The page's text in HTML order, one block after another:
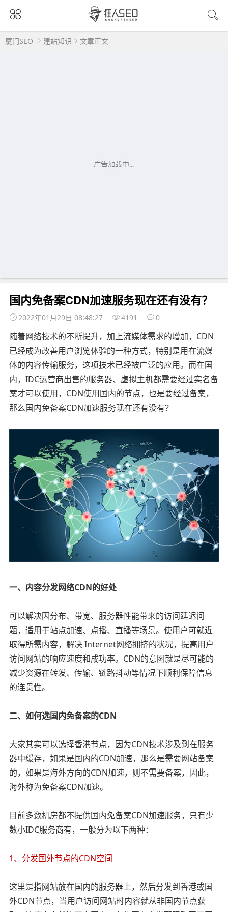
厦门SEO 建站知识 文章正文
国内免备案CDN加速服务现在还有没有？
2022年01月29日 08:48:27 4191 0
随着网络技术的不断提升，加上流媒体需求的增加，CDN
已经成为改善用户浏览体验的一种方式，特别是用在流媒
体的内容传输服务，这项技术已经被广泛的应用。而在国
内，IDC运营商出售的服务器、虚拟主机都需要经过实名备
案才可以使用，CDN使用国内的节点，也是要经过备案，
那么国内免备案CDN加速服务现在还有没有？
一、内容分发网络CDN的好处
可以解决因分布、带宽、服务器性能带来的访问延迟问
题，适用于站点加速、点播、直播等场景。使用户可就近
取得所需内容，解决 Internet网络拥挤的状况，提高用户
访问网站的响应速度和成功率。CDN的意图就是尽可能的
减少资源在转发、传输、链路抖动等情况下顺利保障信息
的连贯性。
二、如何选国内免备案的CDN
大家其实可以选择香港节点，因为CDN技术涉及到在服务
器中缓存，如果是国内的CDN加速，那么是需要网站备案
的，如果是海外方向的CDN加速，则不需要备案，因此，
海外称为免备案CDN加速。
目前多数机房都不提供国内免备案CDN加速服务，只有少
数小IDC服务商有，一般分为以下两种：
1、分发国外节点的CDN空间
这里是指网站放在国内的服务器上，然后分发到香港或国
外CDN节点，当用户访问网站时内容就从非国内节点获